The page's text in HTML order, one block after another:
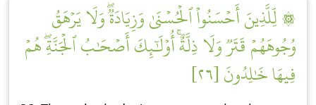
۞ لِّلَّذِينَ أَحۡسَنُواْ ٱلۡحُسۡنَىٰ وَزِيَادَةٞۖ وَلَا يَرۡهَقُ
وُجُوهَهُمۡ قَتَرٞ وَلَا ذِلَّةٌۚ أُوْلَٰٓئِكَ أَصۡحَٰبُ ٱلۡجَنَّةِۖ هُمۡ
فِيهَا خَٰلِدُونَ [٢٦]